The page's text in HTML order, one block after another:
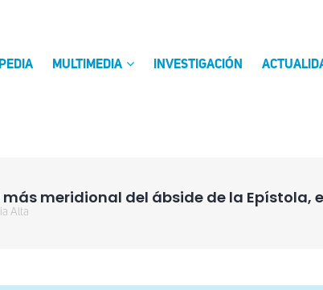
MULTIMEDIA INVESTIGACIÓN
meridional del ábside de la Epístola,
Alta